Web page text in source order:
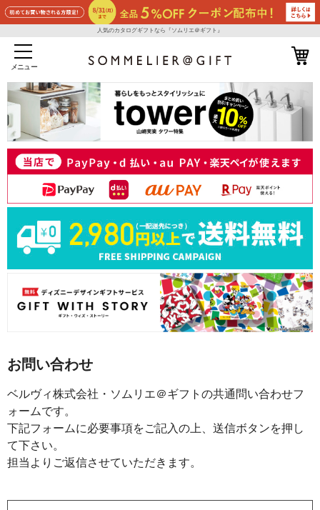
人気のカタログギフトなら『ソムリエ＠ギフト』
メニュー
お問い合わせ
ベルヴィ株式会社・ソムリエ＠ギフトの共通問い合わせフ
ォームです。
下記フォームに必要事項をご記入の上、送信ボタンを押し
て下さい。
担当よりご返信させていただきます。